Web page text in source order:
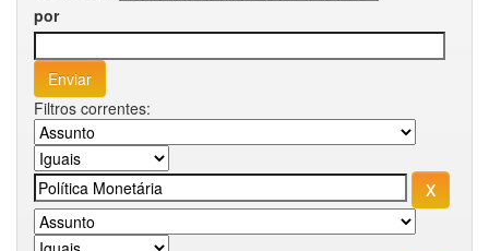
por
Filtros correntes: